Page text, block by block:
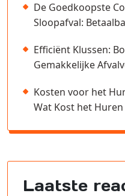
De Goedkoopste
Sloopafval:
Efficiënt Klussen:
Gemakkelijke
Kosten voor het
Wat Kost het
Laatste